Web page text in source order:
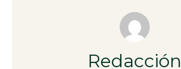
Redacción